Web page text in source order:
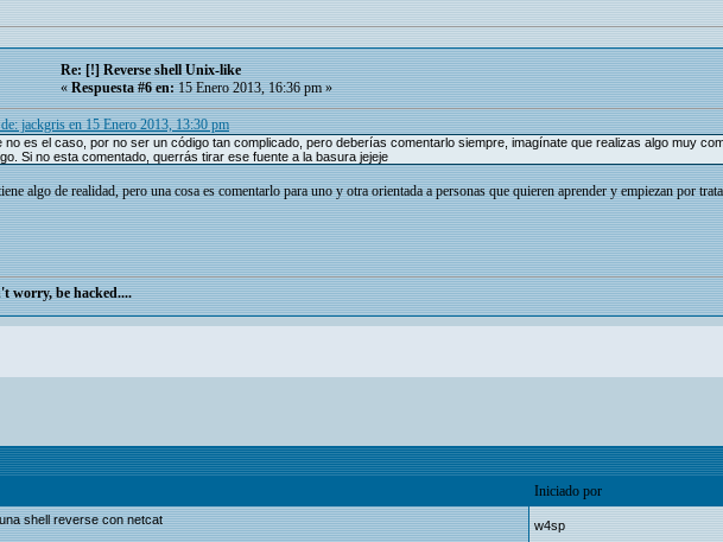
Re: [!] Reverse shell Unix-like
«Respuesta #6 en:15 Enero 2013, 16:36 pm »
jackgris en 15 Enero 2013, 13:30 pm
no es el caso, por no ser un código tan complicado, pero deberías comentarlo siempre, imagínate que realizas algo muy
Si no esta comentado, querrás tirar ese fuente a la basura jejeje
algo de realidad, pero una cosa es comentarlo para uno y otra orientada a personas que quieren aprender y empiezan por
worry, be hacked....
Iniciado por
shell reverse con netcat w4sp